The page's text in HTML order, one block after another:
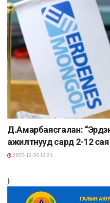
Д.Амарбаясгалан:
ажилтнууд сард 2-12
2022-12-30 12:21
}